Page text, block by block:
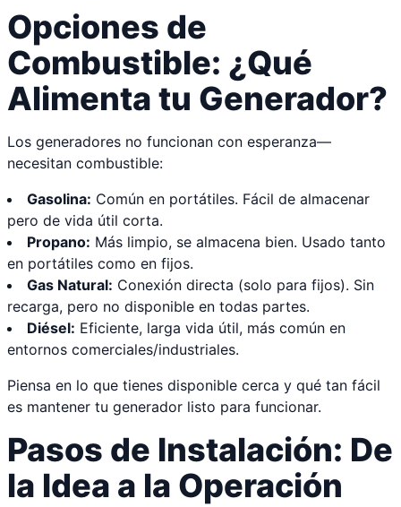
Opciones de
Combustible: ¿Qué
Alimenta tu Generador?
Los generadores no funcionan con esperanza—
necesitan combustible:
Gasolina: Común en portátiles. Fácil de almacenar
pero de vida útil corta.
Propano: Más limpio, se almacena bien. Usado tanto
en portátiles como en fijos.
Gas Natural: Conexión directa (solo para fijos). Sin
recarga, pero no disponible en todas partes.
Diésel: Eficiente, larga vida útil, más común en
entornos comerciales/industriales.
Piensa en lo que tienes disponible cerca y qué tan fácil
es mantener tu generador listo para funcionar.
Pasos de Instalación: De
la Idea a la Operación